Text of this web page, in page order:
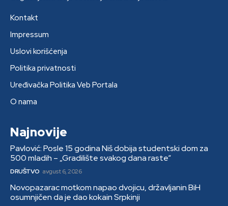
Kontakt
Impressum
Uslovi korišćenja
Politika privatnosti
Uređivačka Politika Veb Portala
O nama
Najnovije
Pavlović: Posle 15 godina Niš dobija studentski dom za
500 mladih – „Gradilište svakog dana raste“
DRUŠTVO avgust 6, 2026
Novopazarac motkom napao dvojicu, državljanin BiH
osumnjičen da je dao kokain Srpkinji